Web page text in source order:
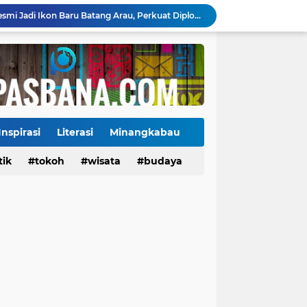
Jembatan Hildesheim Resmi Jadi Ikon Baru Batang Arau, Perkuat Diplomasi Padang-Jerman
Jalan Sungai Rumbai Timur–Blok D Sitiung II Mulai Diaspal, Akhiri Belasan Tahun Rusak
Ketua Baru KONI Payakumbuh Hadapi Ujian Cepat, Porprov 2026 Jadi Pembuktian
Kasus Campak Masih Mengintai, Kemenkes Ingatkan Risiko Penularan di Sekolah
Jadwal Pekan Perdana Super League 2026/2027: Big Match Langsung Warnai Awal Musim
Penguatan Infrastruktur dan Alat Kesehatan
Literasi Minangkabau
Tokoh budaya kuliner
tokoh wisata budaya